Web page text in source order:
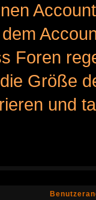
Foren
Größe
und